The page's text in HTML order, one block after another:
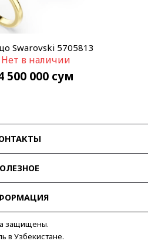
Swarovski 5705813
Нет в наличии
500 000 сум
защищены.
в Узбекистане.